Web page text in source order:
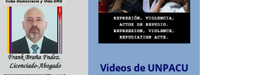
Videos de UNPACU